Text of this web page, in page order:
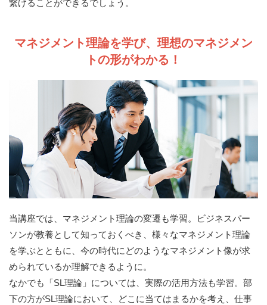
繋げることができるでしょう。
マネジメント理論を学び、理想のマネジメン
トの形がわかる！
当講座では、マネジメント理論の変遷も学習。ビジネスパー
ソンが教養として知っておくべき、様々なマネジメント理論
を学ぶとともに、今の時代にどのようなマネジメント像が求
められているか理解できるように。
なかでも「SL理論」については、実際の活用方法も学習。部
下の方がSL理論において、どこに当てはまるかを考え、仕事